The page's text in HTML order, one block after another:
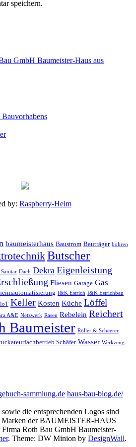
speichern.
Bauvorhabens
by: Raspberry-Heim
baumeisterhaus Baustrom Bauträger bohren
Butscher
Dach Dekra Eigenleistung
Fliesen Garage Gas
I&K Estrich I&K Estrichbau
IoT Keller Kosten Küche Löffel
A&E Netzwerk Rasen Rebelein Reichert
Baumeister Röller & Scheerer
Schäfer Wasser Werkzeug
sammlung.de haus-bau-blog.de/
die entsprechenden Logos sind
Marken der BAUMEISTER-HAUS
Roth Bau GmbH Baumeister-
. Theme: DW Minion by DesignWall.